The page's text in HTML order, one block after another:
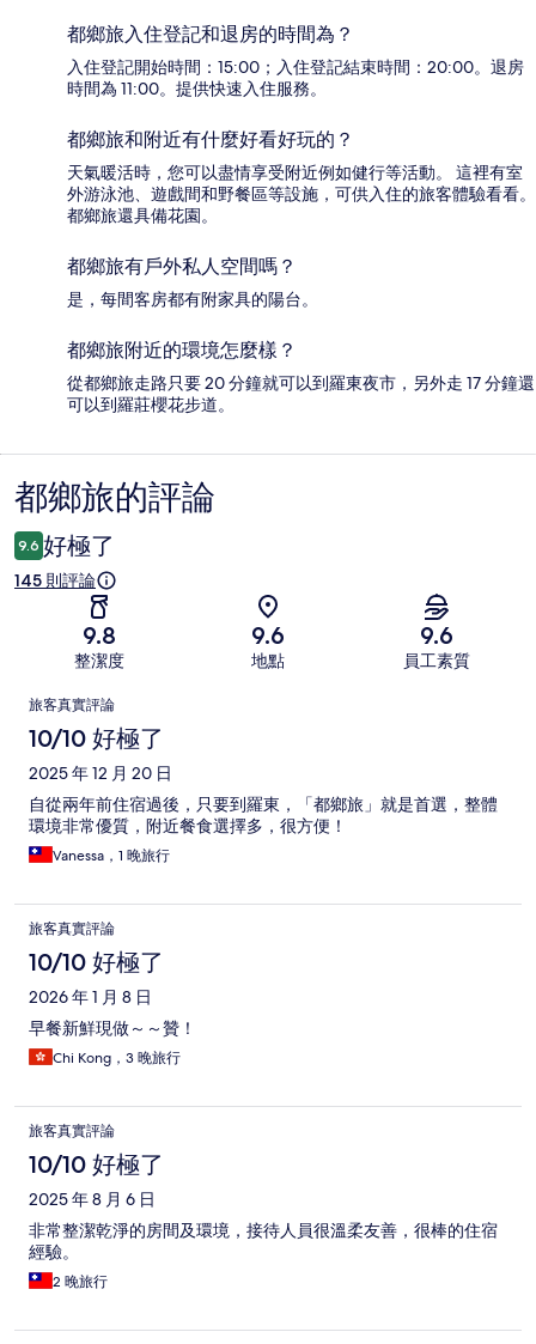
都鄉旅入住登記和退房的時間為？
入住登記開始時間：15:00；入住登記結束時間：20:00。退房
時間為 11:00。提供快速入住服務。
都鄉旅和附近有什麼好看好玩的？
天氣暖活時，您可以盡情享受附近例如健行等活動。 這裡有室
外游泳池、遊戲間和野餐區等設施，可供入住的旅客體驗看看。
都鄉旅還具備花園。
都鄉旅有戶外私人空間嗎？
是，每間客房都有附家具的陽台。
都鄉旅附近的環境怎麼樣？
從都鄉旅走路只要 20 分鐘就可以到羅東夜市，另外走 17 分鐘還
可以到羅莊櫻花步道。
評
論
都鄉旅的評論
9.6 好極了
145 則評論
9.8
整潔度
9.6
地點
9.6
員工素質
評
論
旅客真實評論
10/10 好極了
2025 年 12 月 20 日
自從兩年前住宿過後，只要到羅東，「都鄉旅」就是首選，整體
環境非常優質，附近餐食選擇多，很方便！
Vanessa，1 晚旅行
旅客真實評論
10/10 好極了
2026 年 1 月 8 日
早餐新鮮現做～～贊！
Chi Kong，3 晚旅行
旅客真實評論
10/10 好極了
2025 年 8 月 6 日
非常整潔乾淨的房間及環境，接待人員很溫柔友善，很棒的住宿
經驗。
2 晚旅行